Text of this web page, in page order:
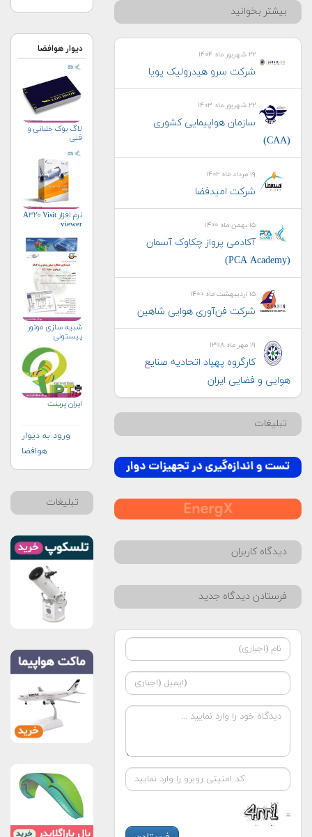
بیشتر بخوانید
۲۲ شهریور ماه ۱۴۰۴
شرکت سرو هیدرولیک پویا
۲۲ شهریور ماه ۱۴۰۳
سازمان هواپیمایی کشوری
(CAA)
۱۹ مرداد ماه ۱۴۰۲
شرکت امیدفضا
۱۵ بهمن ماه ۱۴۰۰
آکادمی پرواز چکاوک آسمان
(PCA Academy)
۱۵ اردیبهشت ماه ۱۴۰۰
شرکت فن‌آوری هوایی شاهین
۱۹ مهر ماه ۱۳۹۸
کارگروه پهپاد اتحادیه صنایع
هوایی و فضایی ایران
تبلیغات
دیدگاه کاربران
فرستادن دیدگاه جدید
دیوار هوافضا
لاگ بوک خلبانی و
فنی
نرم افزار A۳۲۰ Visit
viewer
شبیه سازی موتور
پیستونی
ایران پرینت
ورود به دیوار
هوافضا
تبلیغات